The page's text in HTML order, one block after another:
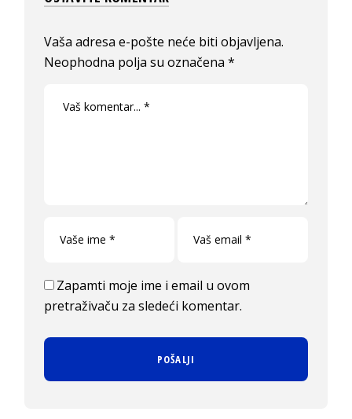
Vaša adresa e-pošte neće biti objavljena.
Neophodna polja su označena*
Zapamti moje ime i email u ovom
pretraživaču za sledeći komentar.